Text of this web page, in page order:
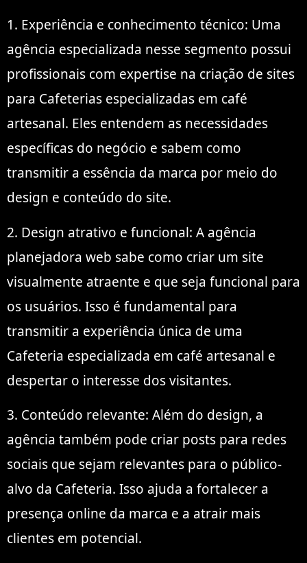
1. Experiência e conhecimento técnico: Uma
agência especializada nesse segmento possui
profissionais com expertise na criação de sites
para Cafeterias especializadas em café
artesanal. Eles entendem as necessidades
específicas do negócio e sabem como
transmitir a essência da marca por meio do
design e conteúdo do site.
2. Design atrativo e funcional: A agência
planejadora web sabe como criar um site
visualmente atraente e que seja funcional para
os usuários. Isso é fundamental para
transmitir a experiência única de uma
Cafeteria especializada em café artesanal e
despertar o interesse dos visitantes.
3. Conteúdo relevante: Além do design, a
agência também pode criar posts para redes
sociais que sejam relevantes para o público-
alvo da Cafeteria. Isso ajuda a fortalecer a
presença online da marca e a atrair mais
clientes em potencial.